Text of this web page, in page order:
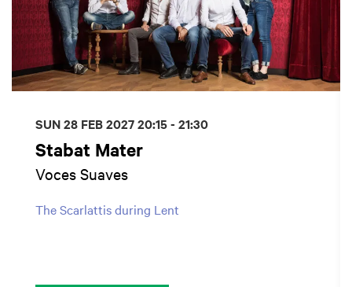
Stabat Mater
Voces Suaves
The Scarlattis during Lent
SUN 28 FEB 202720:15 - 21:30